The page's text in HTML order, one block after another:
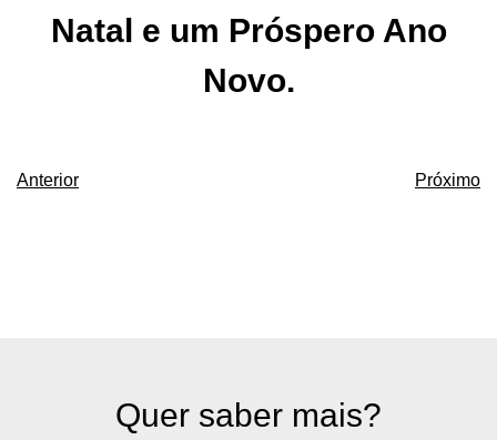
Natal e um Próspero Ano
Novo.
Anterior Próximo
Quer saber mais?